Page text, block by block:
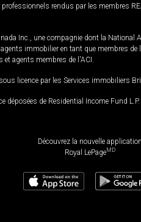
rendus par les membres
Inc., une compagnie dont la
immobilier en tant que membres
agents membres de l'ACI.
licence par les Services immobiliers
déposées de Residential Income Fund
Découvrez la nouvelle application
Royal LePageMD